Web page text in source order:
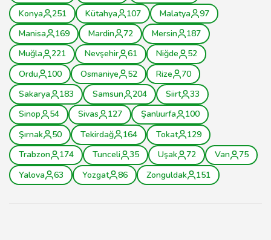
Konya
251 Kütahya 107 Malatya
97
Manisa
169 Mardin 72 Mersin
187
Muğla
221 Nevşehir 61 Niğde
52
Ordu
100 Osmaniye 52 Rize
70
Sakarya
183 Samsun 204 Siirt
33
Sinop
54 Sivas 127 Şanlıurfa
100
Şırnak
50 Tekirdağ 164 Tokat
129
Trabzon
174 Tunceli 35 Uşak 72 Van
75
Yalova
63 Yozgat 86 Zonguldak 151